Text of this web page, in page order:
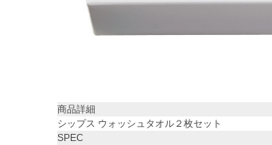
商品詳細
シップス ウォッシュタオル２枚セット
SPEC